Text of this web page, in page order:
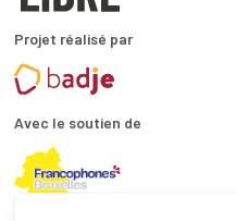
Projet réalisé par
Avec le soutien de